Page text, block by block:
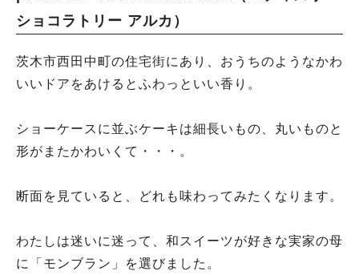
ショコラトリー アルカ）
茨木市西田中町の住宅街にあり、おうちのようなかわ
いいドアをあけるとふわっといい香り。
ショーケースに並ぶケーキは細長いもの、丸いものと
形がまたかわいくて・・・。
断面を見ていると、どれも味わってみたくなります。
わたしは迷いに迷って、和スイーツが好きな実家の母
に「モンブラン」を選びました。